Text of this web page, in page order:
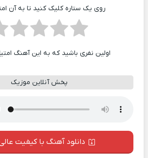
روی یک ستاره کلیک کنید تا به آن
اولین نفری باشید که به این آهنگ
پخش آنلاین موزیک
دانلود آهنگ با کیفیت عالی